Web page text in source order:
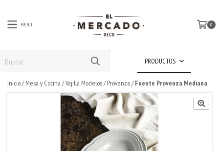
MENÚ 0
PRODUCTOS
Inicio/ Mesa y Cocina /Vajilla Modelos/ Provenza / Fuente Provenza Mediana